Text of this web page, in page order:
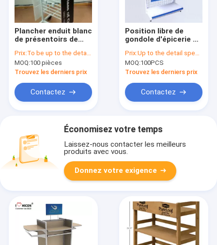
Plancher enduit blanc
de présentoirs de
métal de fil se tenant
avec 4 roulettes
Prix:To be up to the details
MOQ:100 pièces
Trouvez les derniers prix
Contactez
Position libre de
gondole d'épicerie de
au détail des unités 4
Prix:Up to the detail specification
MOQ:100PCS
Trouvez les derniers prix
Contactez
Économisez votre temps
Laissez-nous contacter les meilleurs
produits avec vous.
Donnez votre exigence